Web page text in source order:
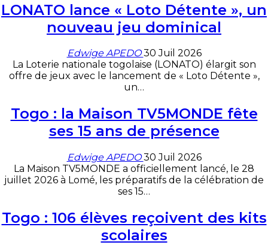
LONATO lance « Loto Détente », un
nouveau jeu dominical
Edwige APEDO30 Juil 2026
La Loterie nationale togolaise (LONATO) élargit son
offre de jeux avec le lancement de « Loto Détente »,
un…
Togo : la Maison TV5MONDE fête
ses 15 ans de présence
Edwige APEDO30 Juil 2026
La Maison TV5MONDE a officiellement lancé, le 28
juillet 2026 à Lomé, les préparatifs de la célébration de
ses 15…
Togo : 106 élèves reçoivent des kits
scolaires